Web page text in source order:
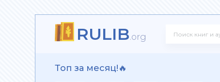
RULIB.org
Топ за месяц!🔥